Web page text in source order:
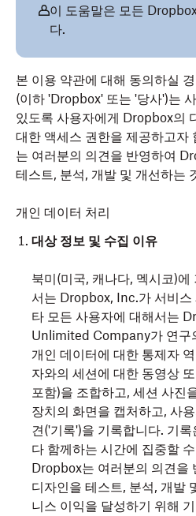
이 도움말은 모든
다.
본 이용 약관에 대해 동의하실
(이하 'Dropbox' 또는 '당사')는
있도록 사용자에게 Dropbox의
대한 액세스 권한을 제공하고자
는 여러분의 의견을 반영하여
테스트, 분석, 개발 및 개선하는
개인 데이터 처리
대상 정보 및 수집 이유
북미(미국, 캐나다, 멕시코)
서는 Dropbox, Inc.가 서비스
타 모든 사용자에 대해서는
Unlimited Company가 연구
개인 데이터에 대한 통제자
자와의 세션에 대한 동영상
포함)을 조합하고, 세션 사진
장치의 화면을 캡처하고, 사
견('기록')을 기록합니다. 기
다 함께하는 시간에 집중할
Dropbox는 여러분의 의견을
디자인을 테스트, 분석, 개발
니스 이익을 달성하기 위해